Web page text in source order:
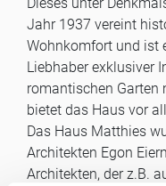
Jahr 1937 vereint
Wohnkomfort und ist
Liebhaber exklusiver
romantischen Garten
bietet das Haus vor
Das Haus Matthies
Architekten Egon
Architekten, der z.B.